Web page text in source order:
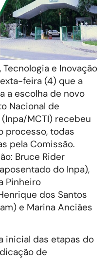
e Inovação
feira (4) que a
a escolha de novo
Nacional de
MCTI) recebeu
processo, todas
pela Comissão.
Bruce Rider
do Inpa),
Pinheiro
dos Santos
e Marina Anciães
inicial das etapas do
de